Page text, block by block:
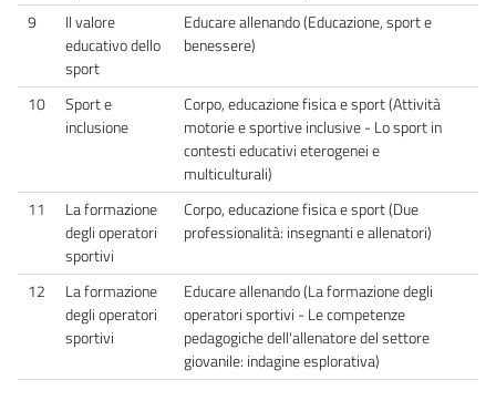
9
Il valore
educativo dello
sport
Educare allenando (Educazione, sport e
benessere)
10
Sport e
inclusione
Corpo, educazione fisica e sport (Attività
motorie e sportive inclusive - Lo sport in
contesti educativi eterogenei e
multiculturali)
11
La formazione
degli operatori
sportivi
Corpo, educazione fisica e sport (Due
professionalità: insegnanti e allenatori)
12
La formazione
degli operatori
sportivi
Educare allenando (La formazione degli
operatori sportivi - Le competenze
pedagogiche dell'allenatore del settore
giovanile: indagine esplorativa)